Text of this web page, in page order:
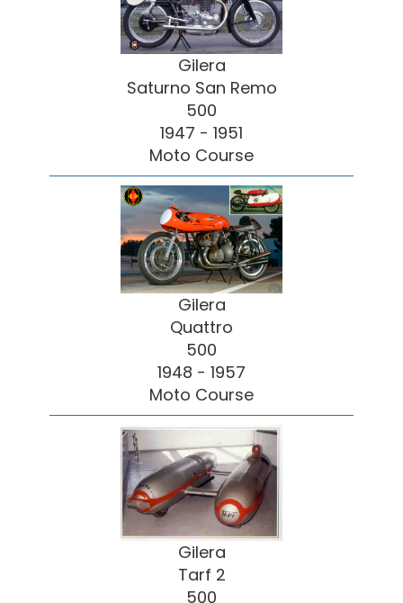
Gilera
Saturno San Remo
500
1947 - 1951
Moto Course
Gilera
Quattro
500
1948 - 1957
Moto Course
Gilera
Tarf 2
500